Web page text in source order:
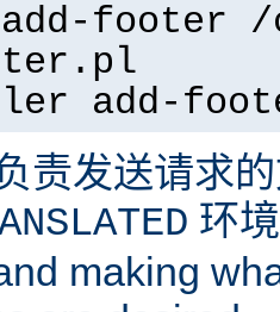
footer
add-
责发送请求
环
making